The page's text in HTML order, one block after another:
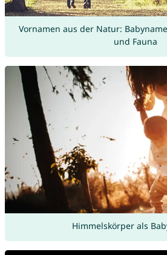
Vornamen aus der Natur:
und Fauna
Himmelskörper als